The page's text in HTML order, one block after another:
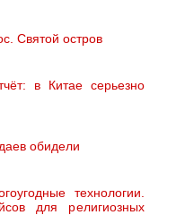
Святой остров
в Китае серьезно
обидели
технологии.
для религиозных